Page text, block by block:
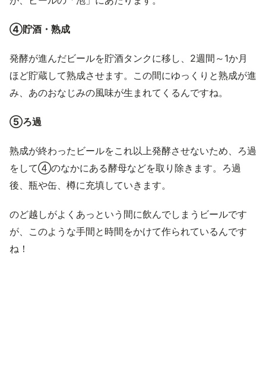
④貯酒・熟成
発酵が進んだビールを貯酒タンクに移し、2週間～1か月
ほど貯蔵して熟成させます。この間にゆっくりと熟成が進
み、あのおなじみの風味が生まれてくるんですね。
⑤ろ過
熟成が終わったビールをこれ以上発酵させないため、ろ過
をして④のなかにある酵母などを取り除きます。ろ過
後、瓶や缶、樽に充填していきます。
のど越しがよくあっという間に飲んでしまうビールです
が、このような手間と時間をかけて作られているんです
ね！